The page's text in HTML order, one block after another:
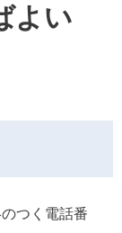
よい
つく電話番